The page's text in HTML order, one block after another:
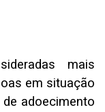
mais
em situação
adoecimento